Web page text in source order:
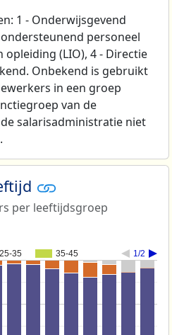
1 - Onderwijsgevend
personeel
opleiding (LIO), 4 - Directie
Onbekend is gebruikt
in een groep
van de
salarisadministratie niet
per leeftijdsgroep
25-35 35-45 1/2